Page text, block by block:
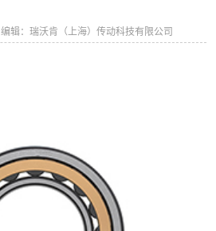
编辑：瑞沃肯（上海）传动科技有限公司